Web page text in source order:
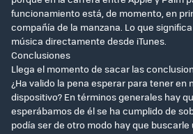
funcionamiento está, de momento, en
compañía de la manzana. Lo que
música directamente desde iTunes.
Conclusiones
Llega el momento de sacar las
¿Ha valido la pena esperar para tener en
dispositivo? En términos generales hay
esperábamos de él se ha cumplido de
podía ser de otro modo hay que buscarle